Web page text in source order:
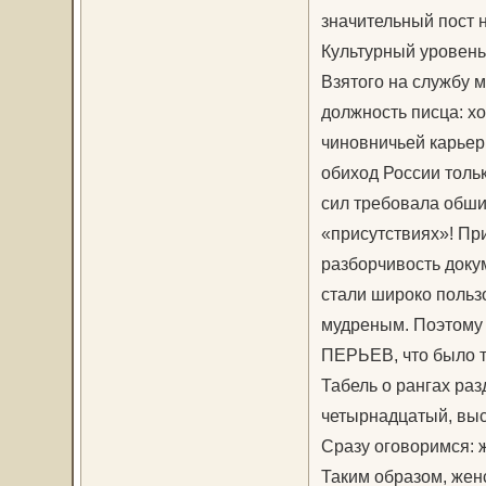
значительный пост
Культурный
Взятого на службу
должность писца:
чиновничьей
обиход России
сил требовала
«присутствиях»!
разборчивость
стали широко
мудреным.
ПЕРЬЕВ, что было
Табель о рангах
четырнадцатый,
Сразу оговоримся:
Таким образом,